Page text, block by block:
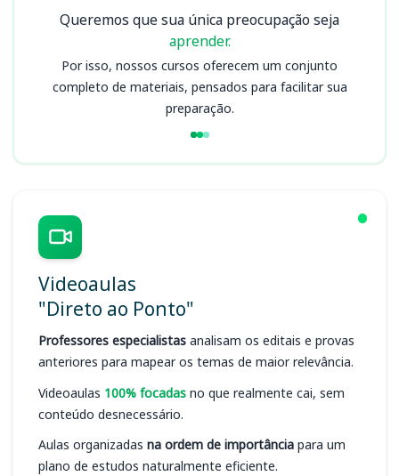
Queremos que sua única preocupação seja
aprender.
Por isso, nossos cursos oferecem um conjunto
completo de materiais, pensados para facilitar sua
preparação.
Videoaulas
"Direto ao Ponto"
Professores especialistas analisam os editais e provas
anteriores para mapear os temas de maior relevância.
Videoaulas 100% focadas no que realmente cai, sem
conteúdo desnecessário.
Aulas organizadas na ordem de importância para um
plano de estudos naturalmente eficiente.